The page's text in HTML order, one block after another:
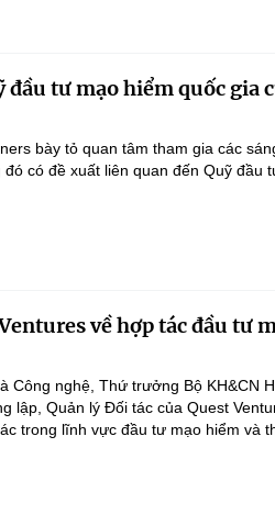
tư mạo hiểm quốc gia
bày tỏ quan tâm tham gia các
có đề xuất liên quan đến Quỹ đầu
về hợp tác đầu tư
Công nghệ, Thứ trưởng Bộ KH&CN
lập, Quản lý Đối tác của Quest
trong lĩnh vực đầu tư mạo hiểm và